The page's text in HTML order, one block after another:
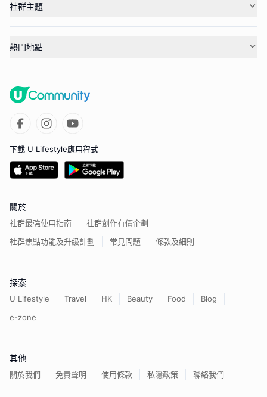
社群主題
熱門地點
下載 U Lifestyle應用程式
關於
社群最強使用指南
社群創作有價企劃
社群焦點功能及升級計劃
常見問題 條款及細則
探索
U Lifestyle Travel HK Beauty Food
Blog
e-zone
其他
關於我們 免責聲明 使用條款 私隱政策 聯絡我們